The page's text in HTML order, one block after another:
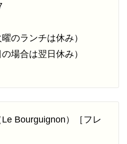
のランチは休み）
場合は翌日休み）
Le Bourguignon）［フレ